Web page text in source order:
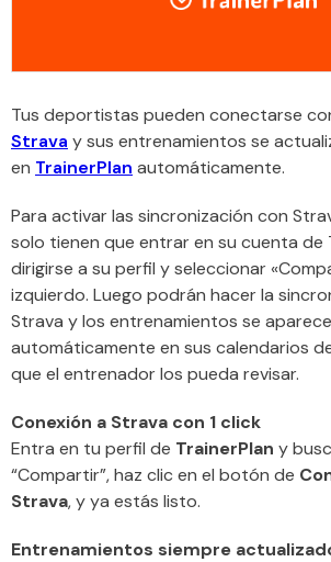
Tus deportistas pueden conectarse
Strava y sus entrenamientos se
en TrainerPlan automáticamente.
Para activar las sincronización con
solo tienen que entrar en su cuenta de
dirigirse a su perfil y seleccionar
izquierdo. Luego podrán hacer la
Strava y los entrenamientos se
automáticamente en sus calendarios
que el entrenador los pueda revisar.
Conexión a Strava con 1 click
Entra en tu perfil de TrainerPlan y
“Compartir”, haz clic en el botón de
Strava, y ya estás listo.
Entrenamientos siempre